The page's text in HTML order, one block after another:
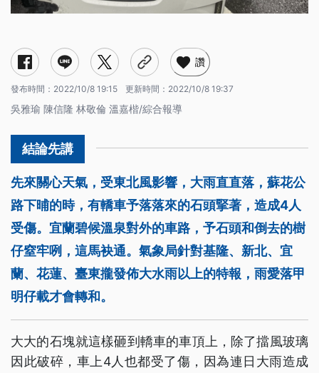
讚
發布時間： 2022/10/8 19:15 更新時間： 2022/10/8 19:37
吳雅瑜 陳信隆 林敬倫 溫嘉楷/綜合報導
先來關心天氣，受東北風影響，大雨直直落，蘇花公
路下晡的時，有轎車予落落來的石頭掔著，造成4人
受傷。宜蘭碧候溫泉對外的車路，予石頭和倒去的樹
仔窒牢咧，這馬袂通。氣象局針對基隆、新北、宜
蘭、花蓮、臺東攏發佈大水雨以上的特報，雨愛落甲
明仔載才會轉和。
大大的石塊就這樣砸到轎車的車頂上，除了擋風玻璃
因此破碎，車上4人也都受了傷，因為連日大雨造成